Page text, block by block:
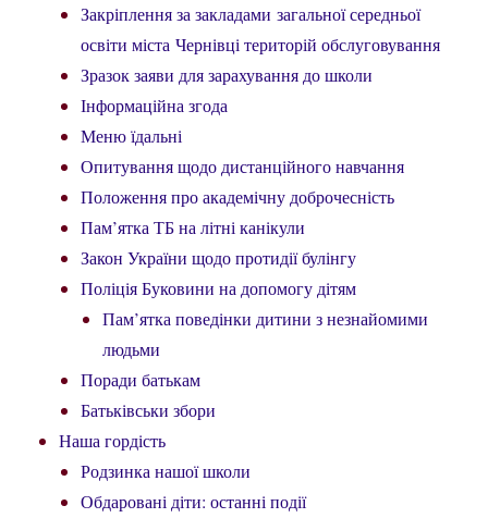
Закріплення за закладами загальної середньої
освіти міста Чернівці територій обслуговування
Зразок заяви для зарахування до школи
Інформаційна згода
Меню їдальні
Опитування щодо дистанційного навчання
Положення про академічну доброчесність
Пам’ятка ТБ на літні канікули
Закон України щодо протидії булінгу
Поліція Буковини на допомогу дітям
Пам’ятка поведінки дитини з незнайомими
людьми
Поради батькам
Батьківськи збори
Наша гордість
Родзинка нашої школи
Обдаровані діти: останні події